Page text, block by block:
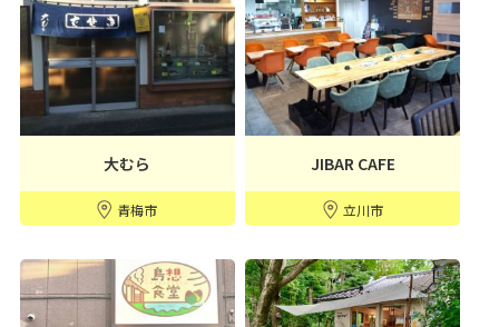
大むら
青梅市
JIBAR CAFE
立川市